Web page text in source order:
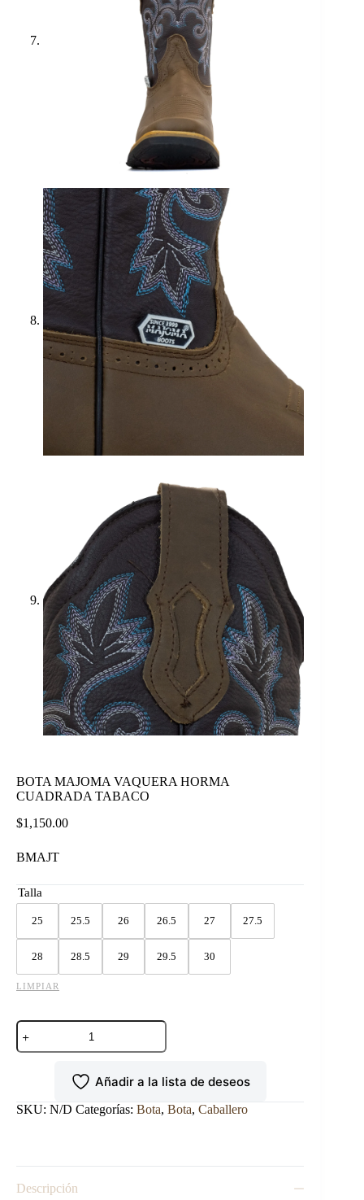
BOTA MAJOMA VAQUERA HORMA
CUADRADA TABACO
$1,150.00
BMAJT
Talla
25 25.5 26 26.5 27 27.5
28 28.5 29 29.5 30
LIMPIAR
BOTA
MAJOMA
VAQUERA
CUADRADA
cantidad
Añadir a la lista de deseos
SKU: N/D Categorías: Bota, Bota, Caballero
Descripción